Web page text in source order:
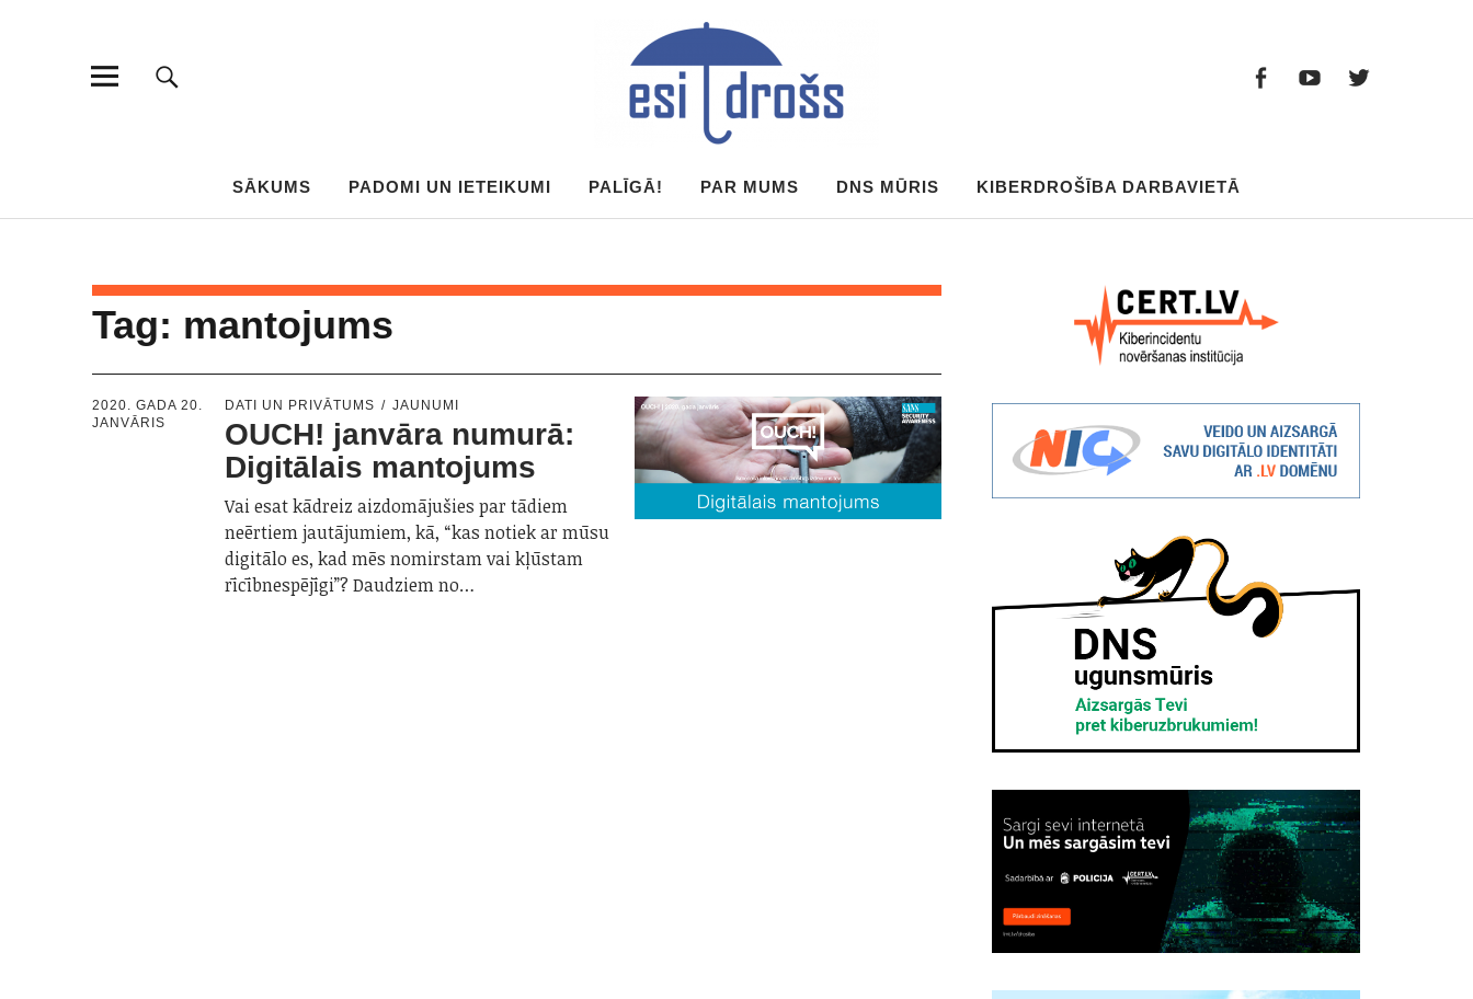
SĀKUMS PADOMI UN IETEIKUMI PALĪGĀ! PAR MUMS DNS MŪRIS KIBERDROŠĪBA DARBAVIETĀ
Tag: mantojums
2020. GADA 20.
JANVĀRIS
DATI UN PRIVĀTUMS JAUNUMI
OUCH! janvāra numurā:
Digitālais mantojums
Vai esat kādreiz aizdomājušies par tādiem
neērtiem jautājumiem, kā, “kas notiek ar mūsu
digitālo es, kad mēs nomirstam vai kļūstam
rīcībnespējīgi”? Daudziem no…